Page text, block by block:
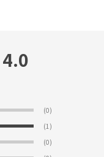
4.0
(0)
(1)
(0)